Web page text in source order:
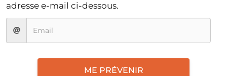
adresse e-mail ci-dessous.
ME PRÉVENIR